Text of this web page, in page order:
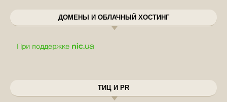
ДОМЕНЫ И ОБЛАЧНЫЙ ХОСТИНГ
ТИЦ И PR